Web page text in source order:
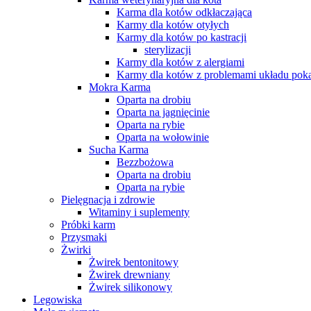
Karma dla kotów odkłaczająca
Karmy dla kotów otyłych
Karmy dla kotów po kastracji
sterylizacji
Karmy dla kotów z alergiami
Karmy dla kotów z problemami układu
Mokra Karma
Oparta na drobiu
Oparta na jagnięcinie
Oparta na rybie
Oparta na wołowinie
Sucha Karma
Bezzbożowa
Oparta na drobiu
Oparta na rybie
Pielęgnacja i zdrowie
Witaminy i suplementy
Próbki karm
Przysmaki
Żwirki
Żwirek bentonitowy
Żwirek drewniany
Żwirek silikonowy
Legowiska